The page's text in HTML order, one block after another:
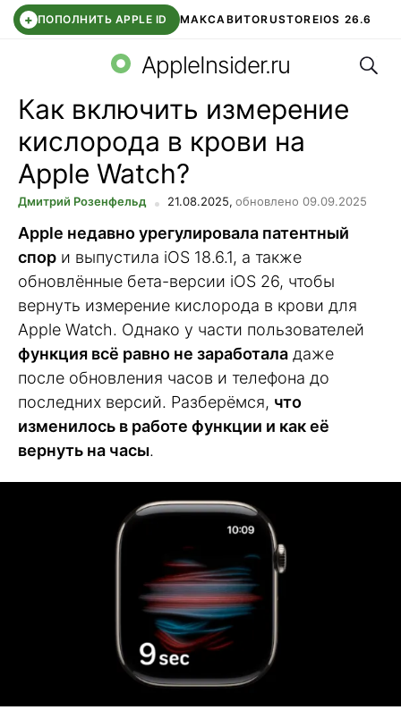
+ ПОПОЛНИТЬ APPLE ID МАКСАВИТОRUSTOREIOS 26.6
СБЕР КИДС ВТБ ОНЛАЙН ЧАТ В ROBLOX
AppleInsider.ru
Как включить измерение
кислорода в крови на
Apple Watch?
Дмитрий Розенфельд 21.08.2025, обновлено 09.09.2025
Apple недавно урегулировала патентный
спор и выпустила iОS 18.6.1, а также
обновлённые бета-версии iОS 26, чтобы
вернуть измерение кислорода в крови для
Apple Watch. Однако у части пользователей
функция всё равно не заработала даже
после обновления часов и телефона до
последних версий. Разберёмся, что
изменилось в работе функции и как её
вернуть на часы.